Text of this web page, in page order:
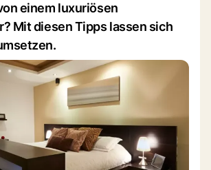
einem luxuriösen
Mit diesen Tipps lassen sich